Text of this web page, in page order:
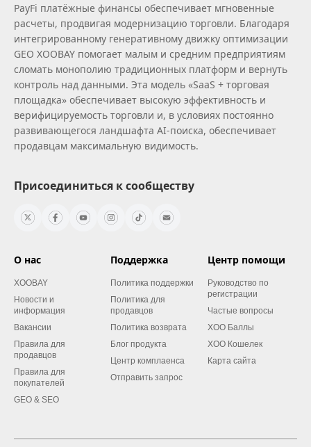
PayFi платёжные финансы обеспечивает мгновенные
расчеты, продвигая модернизацию торговли. Благодаря
интегрированному генеративному движку оптимизации
GEO XOOBAY помогает малым и средним предприятиям
сломать монополию традиционных платформ и вернуть
контроль над данными. Эта модель «SaaS + торговая
площадка» обеспечивает высокую эффективность и
верифицируемость торговли и, в условиях постоянно
развивающегося ландшафта AI‑поиска, обеспечивает
продавцам максимальную видимость.
Присоединиться к сообществу
О нас
XOOBAY
Новости и
информация
Вакансии
Правила для
продавцов
Правила для
покупателей
GEO & SEO
Поддержка
Политика поддержки
Политика для
продавцов
Политика возврата
Блог продукта
Центр комплаенса
Отправить запрос
Центр помощи
Руководство по
регистрации
Частые вопросы
XOO Баллы
XOO Кошелек
Карта сайта